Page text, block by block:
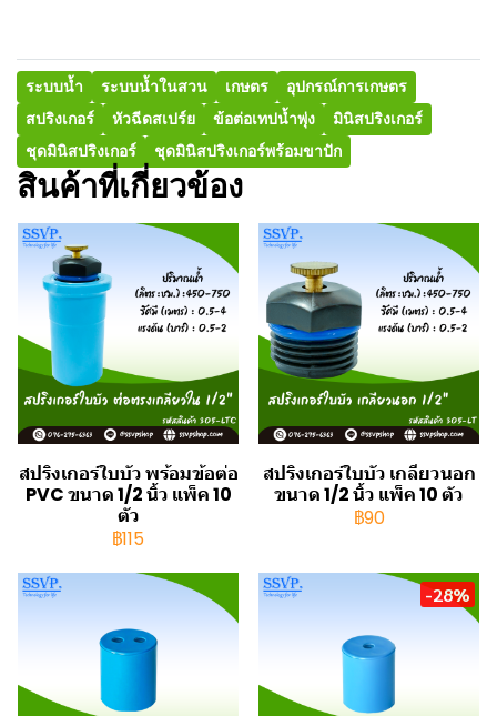
ระบบน้ำ ระบบน้ำในสวน เกษตร
อุปกรณ์การเกษตร
สปริงเกอร์
หัวฉีดสเปร์ย ข้อต่อเทปน้ำพุ่ง
มินิสปริงเกอร์
ชุดมินิสปริงเกอร์
ชุดมินิสปริงเกอร์พร้อมขาปัก
สินค้าที่เกี่ยวข้อง
สปริงเกอร์ใบบัว พร้อมข้อต่อ
PVC ขนาด 1/2 นิ้ว แพ็ค 10
ตัว
฿115
สปริงเกอร์ใบบัว เกลียวนอก
ขนาด 1/2 นิ้ว แพ็ค 10 ตัว
฿90
-28%